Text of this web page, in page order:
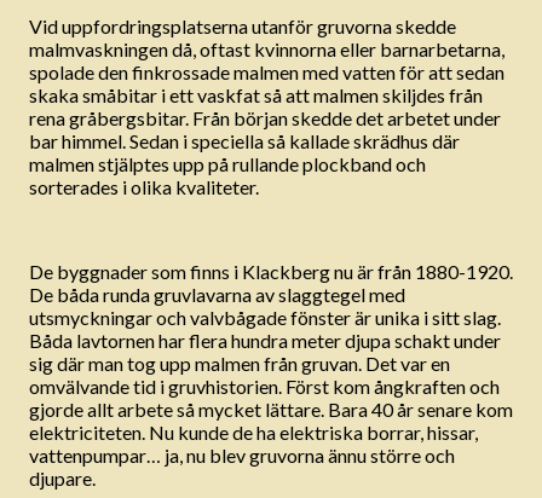
Vid uppfordringsplatserna utanför gruvorna skedde
malmvaskningen då, oftast kvinnorna eller barnarbetarna,
spolade den finkrossade malmen med vatten för att sedan
skaka småbitar i ett vaskfat så att malmen skiljdes från
rena gråbergsbitar. Från början skedde det arbetet under
bar himmel. Sedan i speciella så kallade skrädhus där
malmen stjälptes upp på rullande plockband och
sorterades i olika kvaliteter.
De byggnader som finns i Klackberg nu är från 1880-1920.
De båda runda gruvlavarna av slaggtegel med
utsmyckningar och valvbågade fönster är unika i sitt slag.
Båda lavtornen har flera hundra meter djupa schakt under
sig där man tog upp malmen från gruvan. Det var en
omvälvande tid i gruvhistorien. Först kom ångkraften och
gjorde allt arbete så mycket lättare. Bara 40 år senare kom
elektriciteten. Nu kunde de ha elektriska borrar, hissar,
vattenpumpar… ja, nu blev gruvorna ännu större och
djupare.